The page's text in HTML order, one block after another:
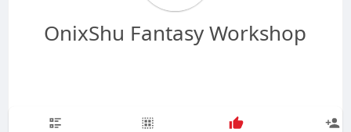
OnixShu Fantasy Workshop